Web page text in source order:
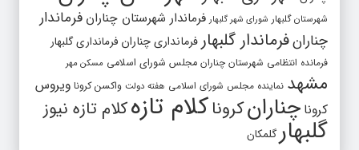
شهرستان گلبهار شورای شهر گلبهار فرماندار شهرستان چناران فرماندار
چنارانفرماندار گلبهار فرمانداری چناران فرمانداری گلبهار
فرمانده انتظامی شهرستان چناران مجلس شورای اسلامی مسکن مهر
مشهد نماینده مجلس شورای اسلامی هفته دولت واکسن کرونا ویروس
کرونا چنارانکروناکلام تازهکلام تازه نیوز
گلبهارگلمکان